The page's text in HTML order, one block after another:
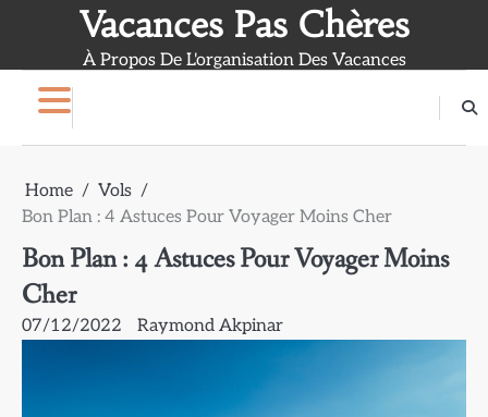
Vacances Pas Chères
À Propos De L'organisation Des Vacances
Home
Vols
Bon Plan : 4 Astuces Pour Voyager Moins Cher
Bon Plan : 4 Astuces Pour Voyager Moins
Cher
07/12/2022 Raymond Akpinar